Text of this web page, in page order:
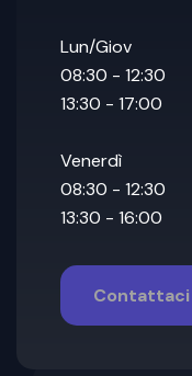
Lun/Giov
08:30 - 12:30
13:30 - 17:00
Venerdì
08:30 - 12:30
13:30 - 16:00
Contattaci